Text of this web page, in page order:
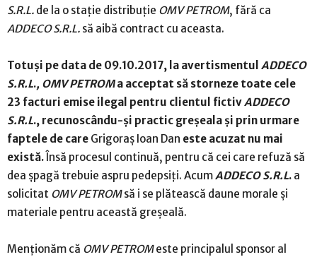
S.R.L. de la o staţie distribuţie OMV PETROM, fără ca
ADDECO S.R.L. să aibă contract cu aceasta.
Totuşi pe data de 09.10.2017, la avertismentul ADDECO
S.R.L., OMV PETROMa acceptat să storneze toate cele
23 facturi emise ilegal pentru clientul fictivADDECO
S.R.L., recunoscându-şi practic greşeala şi prin urmare
faptele de care Grigoraş Ioan Dan este acuzat nu mai
există. Însă procesul continuă, pentru că cei care refuză să
dea şpagă trebuie aspru pedepsiţi. AcumADDECO S.R.L. a
solicitat OMV PETROMsă i se plătească daune morale şi
materiale pentru această greşeală.
Menţionăm că OMV PETROMeste principalul sponsor al